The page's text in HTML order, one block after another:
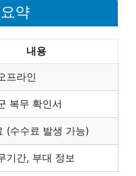
약
내용
프라인
복무 확인서
(수수료 발생 가능)
기간, 부대 정보